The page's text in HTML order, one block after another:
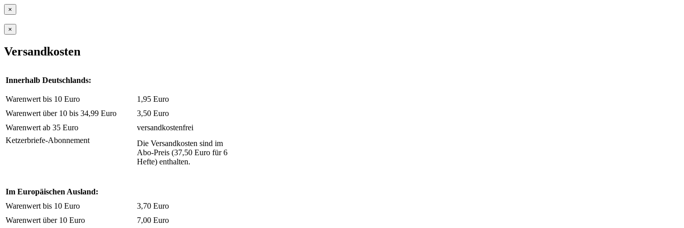
×
×
Versandkosten
Innerhalb Deutschlands:
Warenwert bis 10 Euro
1,95 Euro
Warenwert über 10 bis 34,99 Euro
3,50 Euro
Warenwert ab 35 Euro
versandkostenfrei
Ketzerbriefe-Abonnement
Die Versandkosten sind im
Abo-Preis (37,50 Euro für 6
Hefte) enthalten.
Im Europäischen Ausland:
Warenwert bis 10 Euro
3,70 Euro
Warenwert über 10 Euro
7,00 Euro